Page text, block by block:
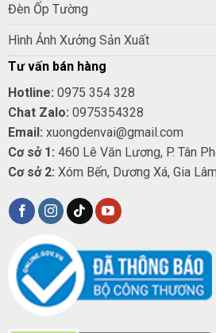
Đèn Ốp Tường
Hình Ảnh Xưởng Sản Xuất
Tư vấn bán hàng
Hotline: 0975 354 328
Chat Zalo: 0975354328
Email: xuongdenvai@gmail.com
Cơ sở 1: 460 Lê Văn Lương, P. Tân
Cơ sở 2: Xóm Bến, Dương Xá, Gia